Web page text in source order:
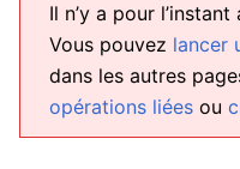
Il n’y a pour
Vous pouvez lancer
dans les autres
opérations liées ou